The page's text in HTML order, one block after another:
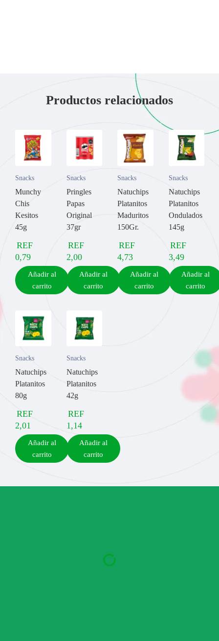
Productos relacionados
Snacks
Munchy
Chis
Kesitos
45g
REF
0,79
Añadir al
carrito
Snacks
Pringles
Papas
Original
37gr
REF
2,00
Añadir al
carrito
Snacks
Natuchips
Platanitos
Maduritos
150Gr.
REF
4,73
Añadir al
carrito
Snacks
Natuchips
Platanitos
Ondulados
145g
REF
3,49
Añadir al
carrito
Snacks
Natuchips
Platanitos
80g
REF
2,01
Añadir al
carrito
Snacks
Natuchips
Platanitos
42g
REF
1,14
Añadir al
carrito